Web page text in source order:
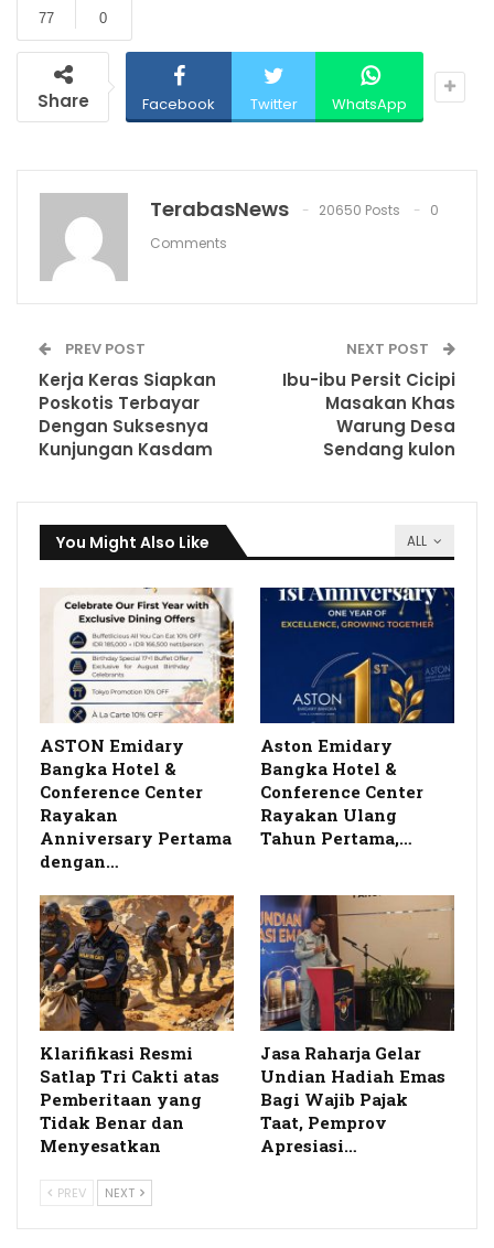
0
77
Share Facebook Twitter WhatsApp
TerabasNews 20650 Posts
0
Comments
PREV POST
Kerja Keras Siapkan
Poskotis Terbayar
Dengan Suksesnya
Kunjungan Kasdam
NEXT POST
Ibu-ibu Persit Cicipi
Masakan Khas
Warung Desa
Sendang kulon
ALL
You Might Also Like
ASTON Emidary
Bangka Hotel &
Conference Center
Rayakan
Anniversary Pertama
dengan…
Aston Emidary
Bangka Hotel &
Conference Center
Rayakan Ulang
Tahun Pertama,…
Klarifikasi Resmi
Satlap Tri Cakti atas
Pemberitaan yang
Tidak Benar dan
Menyesatkan
Jasa Raharja Gelar
Undian Hadiah Emas
Bagi Wajib Pajak
Taat, Pemprov
Apresiasi…
PREV NEXT